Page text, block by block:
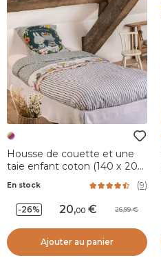
Housse de couette et une
taie enfant coton (140 x 200
En stock (9)
-26% 20,00 26,99
Ajouter au panier